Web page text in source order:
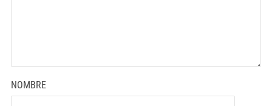
NOMBRE